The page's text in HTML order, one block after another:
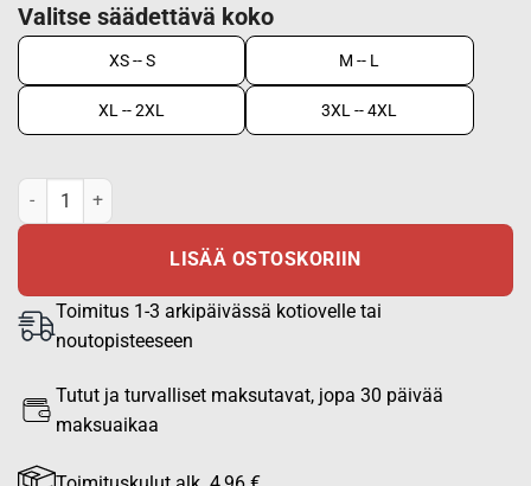
Valitse säädettävä koko
XS -- S M -- L
XL -- 2XL 3XL -- 4XL
Metsästysliivi Nuka-Trail, M148 musta määrä
LISÄÄ OSTOSKORIIN
Toimitus 1-3 arkipäivässä kotiovelle tai
noutopisteeseen
Tutut ja turvalliset maksutavat, jopa 30 päivää
maksuaikaa